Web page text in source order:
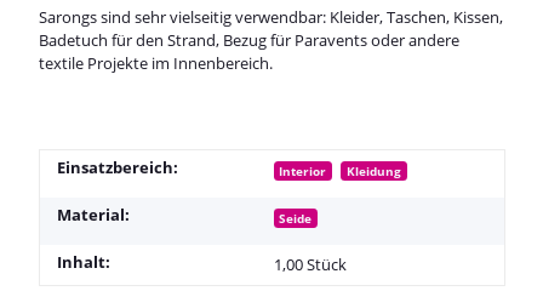
Sarongs sind sehr vielseitig verwendbar: Kleider, Taschen, Kissen,
Badetuch für den Strand, Bezug für Paravents oder andere
textile Projekte im Innenbereich.
Einsatzbereich: Interior Kleidung
Material: Seide
Inhalt: 1,00 Stück